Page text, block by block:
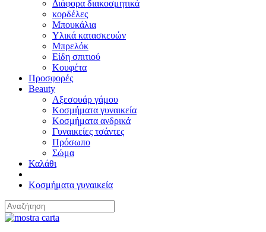
Διάφορα διακοσμητικά
κορδέλες
Μπουκάλια
Υλικά κατασκευών
Μπρελόκ
Είδη σπιτιού
Κουφέτα
Προσφορές
Beauty
Αξεσουάρ γάμου
Κοσμήματα γυναικεία
Κοσμήματα ανδρικά
Γυναικείες τσάντες
Πρόσωπο
Σώμα
Καλάθι
Κοσμήματα γυναικεία